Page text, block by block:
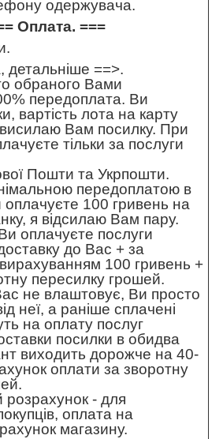
одержувача.
Оплата. ===
детальніше ==>.
обраного Вами
передоплата. Ви
вартість лота на карту
Вам посилку. При
тільки за послуги
Пошти та Укрпошти.
передоплатою в
100 гривень на
я відсилаю Вам пару.
оплачуєте послуги
до Вас + за
вирахуванням 100 гривень +
пересилку грошей.
не влаштовує, Ви просто
неї, а раніше сплачені
на оплату послуг
посилки в обидва
виходить дорожче на 40-
оплати за зворотну
розрахунок - для
оплата на
магазину.